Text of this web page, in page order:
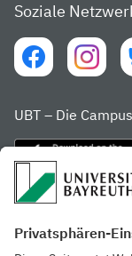
Soziale
UBT – Die
Häufig